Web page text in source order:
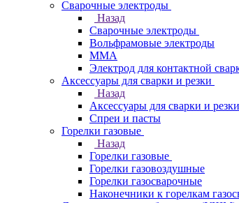
Сварочные электроды
Назад
Сварочные электроды
Вольфрамовые электроды
ММА
Электрод для контактной
Аксессуары для сварки и резки
Назад
Аксессуары для сварки и резки
Спреи и пасты
Горелки газовые
Назад
Горелки газовые
Горелки газовоздушные
Горелки газосварочные
Наконечники к горелкам